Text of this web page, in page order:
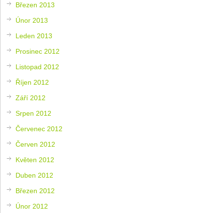
Březen 2013
Únor 2013
Leden 2013
Prosinec 2012
Listopad 2012
Říjen 2012
Září 2012
Srpen 2012
Červenec 2012
Červen 2012
Květen 2012
Duben 2012
Březen 2012
Únor 2012